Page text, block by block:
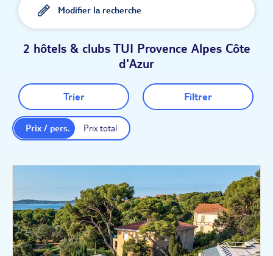
Modifier la recherche
2 hôtels & clubs TUI Provence Alpes Côte
d'Azur
Trier Filtrer
Prix total
Prix / pers.